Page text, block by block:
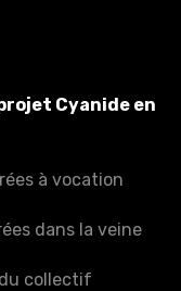
Cyanide en
à vocation
dans la veine
collectif